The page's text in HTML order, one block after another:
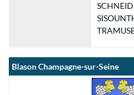
Blason Champagne-sur-Seine